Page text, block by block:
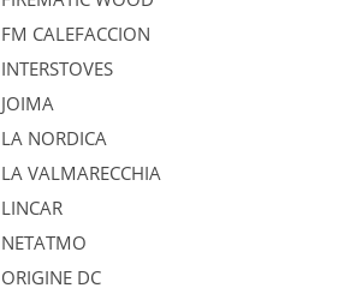
FM CALEFACCION
INTERSTOVES
JOIMA
LA NORDICA
LA VALMARECCHIA
LINCAR
NETATMO
ORIGINE DC